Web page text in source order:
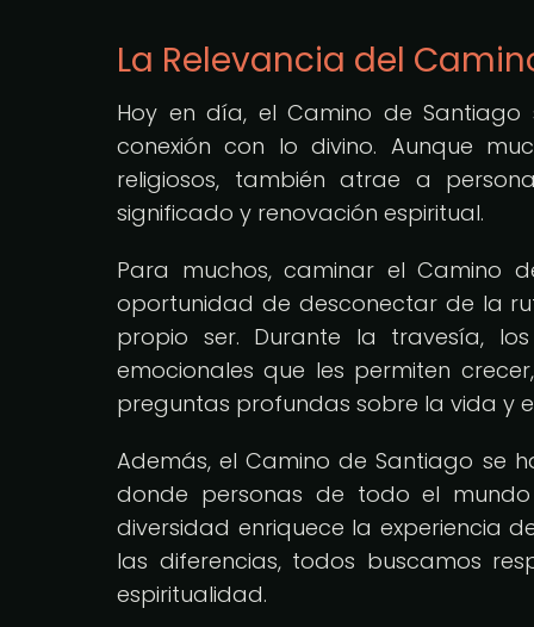
La Relevancia del
Hoy en día, el Camino de Santiago
conexión con lo divino. Aunque
religiosos, también atrae a
significado y renovación espiritual.
Para muchos, caminar el Camino
oportunidad de desconectar de la
propio ser. Durante la travesía,
emocionales que les permiten
preguntas profundas sobre la vida y
Además, el Camino de Santiago se
donde personas de todo el mundo
diversidad enriquece la experiencia
las diferencias, todos buscamos
espiritualidad.